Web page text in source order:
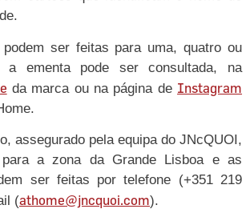
podem ser feitas para uma, quatro ou
ementa pode ser consultada, na
da marca ou na página de Instagram
assegurado pela equipa do JNcQUOI,
a zona da Grande Lisboa e as
ser feitas por telefone (+351 219
(athome@jncquoi.com).